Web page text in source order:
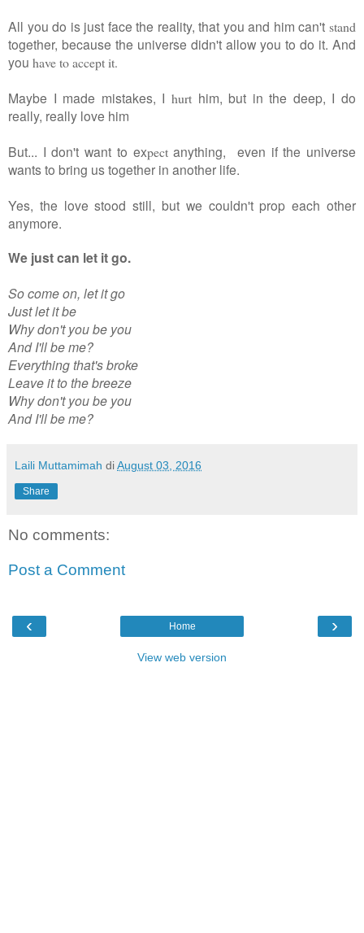
All you do is just face the reality, that you and him can't stand
together, because the universe didn't allow you to do it. And
you have to accept it.
Maybe I made mistakes, I hurthim, but in the deep, I do
really, really love him
But... I don't want to expectanything, even if the universe
wants to bring us together in another life.
Yes, the love stood still, but we couldn't prop each other
anymore.
We just can let it go.
So come on, let it go
Just let it be
Why don't you be you
And I'll be me?
Everything that's broke
Leave it to the breeze
Why don't you be you
And I'll be me?
Laili Muttamimah diAugust 03, 2016
Share
No comments:
Post a Comment
‹ ›
Home
View web version